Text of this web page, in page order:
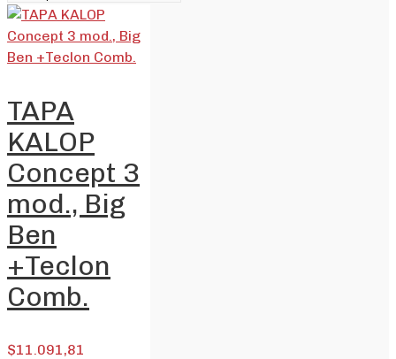
TAPA
KALOP
Concept 3
mod., Big
Ben
+Teclon
Comb.
$11.091,81